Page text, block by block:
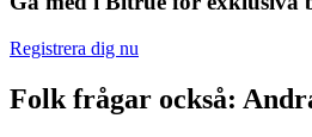
Registrera dig nu
Folk frågar också: